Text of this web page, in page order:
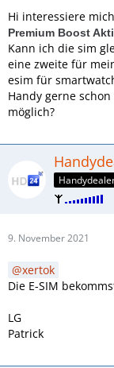
Hi interessiere
Premium Boost
Kann ich die sim
eine zweite für
esim für
Handy gerne
möglich?
9. November 2021
xertok
Die E-SIM
LG
Patrick